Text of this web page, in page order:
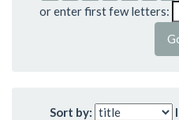
or enter first few letters:
Sort by: